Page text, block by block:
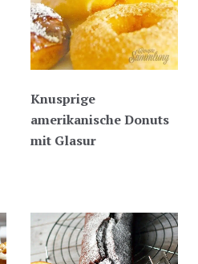
Knusprige
amerikanische Donuts
mit Glasur